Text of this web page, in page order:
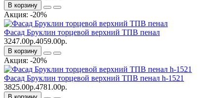
В корзину
Акция: -20%
Фасад Бруклин торцевой верхний ТПВ пенал
3247.00р.4059.00р.
В корзину
Акция: -20%
Фасад Бруклин торцевой верхний ТПВ пенал h-1521
3825.00р.4781.00р.